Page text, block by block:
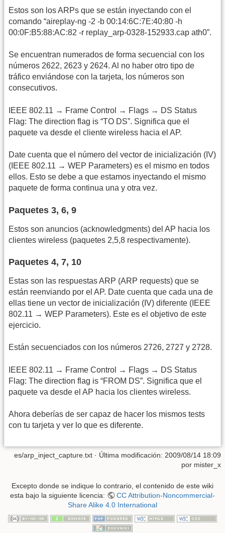
Estos son los ARPs que se están inyectando con el
comando “aireplay-ng -2 -b 00:14:6C:7E:40:80 -h
00:0F:B5:88:AC:82 -r replay_arp-0328-152933.cap ath0”.
Se encuentran numerados de forma secuencial con los
números 2622, 2623 y 2624. Al no haber otro tipo de
tráfico enviándose con la tarjeta, los números son
consecutivos.
IEEE 802.11 → Frame Control → Flags → DS Status
Flag: The direction flag is “TO DS”. Significa que el
paquete va desde el cliente wireless hacia el AP.
Date cuenta que el número del vector de inicialización (IV)
(IEEE 802.11 → WEP Parameters) es el mismo en todos
ellos. Esto se debe a que estamos inyectando el mismo
paquete de forma continua una y otra vez.
Paquetes 3, 6, 9
Estos son anuncios (acknowledgments) del AP hacia los
clientes wireless (paquetes 2,5,8 respectivamente).
Paquetes 4, 7, 10
Estas son las respuestas ARP (ARP requests) que se
están reenviando por el AP. Date cuenta que cada una de
ellas tiene un vector de inicialización (IV) diferente (IEEE
802.11 → WEP Parameters). Este es el objetivo de este
ejercicio.
Están secuenciados con los números 2726, 2727 y 2728.
IEEE 802.11 → Frame Control → Flags → DS Status
Flag: The direction flag is “FROM DS”. Significa que el
paquete va desde el AP hacia los clientes wireless.
Ahora deberías de ser capaz de hacer los mismos tests
con tu tarjeta y ver lo que es diferente.
es/arp_inject_capture.txt · Última modificación: 2009/08/14 18:09
por mister_x
Excepto donde se indique lo contrario, el contenido de este wiki
esta bajo la siguiente licencia:
CC Attribution-Noncommercial-
Share Alike 4.0 International